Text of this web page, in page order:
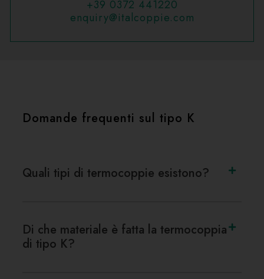
+39 0372 441220
enquiry@italcoppie.com
Domande frequenti sul tipo K
Quali tipi di termocoppie esistono?
Di che materiale è fatta la termocoppia
di tipo K?